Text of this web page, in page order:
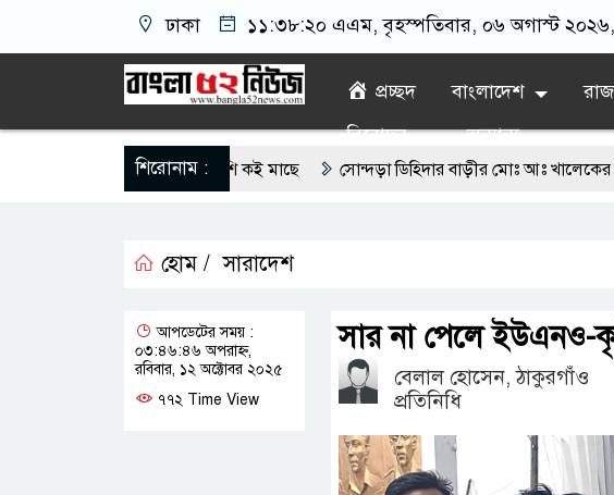
ঢাকা ১১:৩৮:২১ এএম, বৃহস্পতিবার, ০৬ অগাস্ট ২০২৬,
প্রচ্ছদ বাংলাদেশ
বিনোদন
অন্যান্য
শিরোনাম :
মাইক্রোপ্লাস্টিক, বেশি কই মাছে সোন্দড়া ডিহিদার বাড়ীর মোঃ আঃ খালেকের ইন্তেকাল
ড্রাম, মাদক কারবারি আটক লুটপাট ও পাচারমুখী বাজেট সংশোধনের দাবিতে ফরিদগঞ্জে
রহমান খানের যোগদান
হোম / সারাদেশ
সার না পেলে ইউএনও-
বেলাল হোসেন, ঠাকুরগাঁও
প্রতিনিধি
আপডেটের সময় :
০৩:৪৬:৪৬ অপরাহ্ন,
রবিবার, ১২ অক্টোবর ২০২৫
৭৭২ Time View